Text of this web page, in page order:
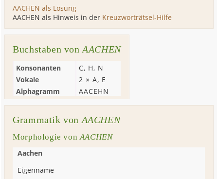
AACHEN als Lösung
AACHEN als Hinweis in der Kreuzworträtsel-Hilfe
Buchstaben vonAACHEN
Konsonanten C, H, N
Vokale
2 ×A, E
Alphagramm
AACEHN
Grammatik von AACHEN
Morphologie vonAACHEN
Aachen
Eigenname